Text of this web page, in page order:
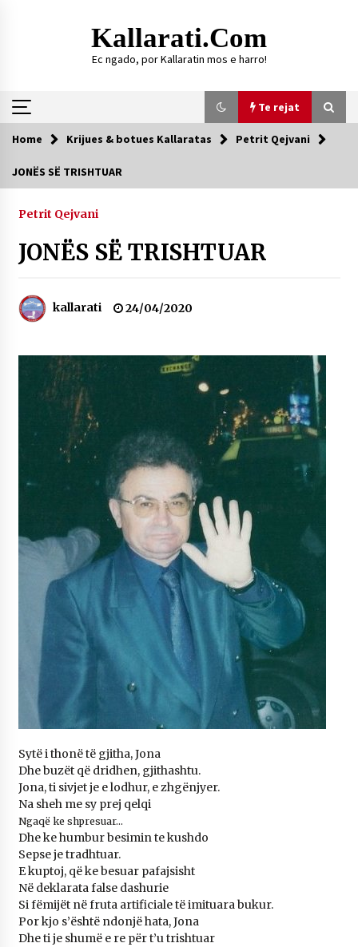
Kallarati.com
Ec ngado, por Kallaratin mos e harro!
Te rejat
Te rejat
SHOQATËS “KALLARATI”
Gazeta Kallarati nr. 118
SI U ARRIT TË REALIZOHEJ PERLA FOLKLORIKE
“JANINËS Ç’I PANË SYTË”
NË KALLARAT, NË “FSHATIN E DJEGUR” U
ZHVILLUA EDICIONI I TRETË I PIKNIKU
PRANVEROR
26/05/2026
Gazeta Kallarati nr. 117
03/05/2026
Gazeta Kallarati nr. 116
Mbi kockat e martirëve ngrihet Atdheu
17/10/2025
Gazeta Kallarati nr. 115
14/10/2025
Faksimilet e një 83 vjetori lufte: Çfarë shkruan
Vexhi Buharaja për Heroin e Popullit, Mumin
04/10/2025
KALLARATI NË AKSIONET KOMBËTARE PËR
22/09/2025
– ËNGJËLL HASIMAJ – “KUJTIMET E MIA PËR
KALLARATIN SI MËSUES I MATEMATIKËS, POR
EDHE SI NJË BANOR I PËRKOHSHËM I TIJ”
12/09/2025
Gazeta Kallarati nr. 114
06/02/2025
Home Krijues & botues Kallaratas Petrit Qejvani
JONËS SË TRISHTUAR
Petrit Qejvani
JONËS SË TRISHTUAR
kallarati 24/04/2020
Sytë i thonë të gjitha, Jona
Dhe buzët që dridhen, gjithashtu.
Jona, ti sivjet je e lodhur, e zhgënjyer.
Na sheh me sy prej qelqi
Ngaqë ke shpresuar…
Dhe ke humbur besimin te kushdo
Sepse je tradhtuar.
E kuptoj, që ke besuar pafajsisht
Në deklarata false dashurie
Si fëmijët në fruta artificiale të imituara bukur.
Por kjo s’është ndonjë hata, Jona
Dhe ti je shumë e re për t’u trishtuar